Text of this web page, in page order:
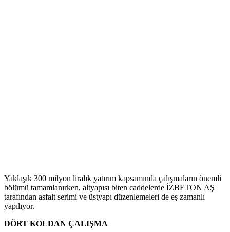
Yaklaşık 300 milyon liralık yatırım kapsamında çalışmaların önemli
bölümü tamamlanırken, altyapısı biten caddelerde İZBETON AŞ
tarafından asfalt serimi ve üstyapı düzenlemeleri de eş zamanlı
yapılıyor.
DÖRT KOLDAN ÇALIŞMA